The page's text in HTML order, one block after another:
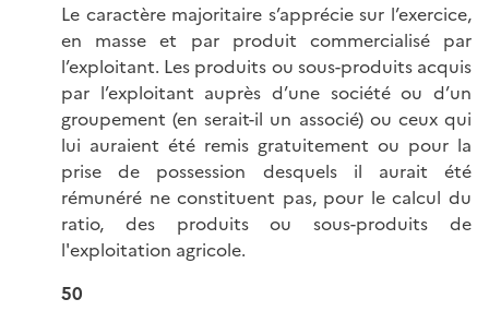
Le caractère majoritaire s’apprécie sur l’exercice,
en masse et par produit commercialisé par
l’exploitant. Les produits ou sous-produits acquis
par l’exploitant auprès d’une société ou d’un
groupement (en serait-il un associé) ou ceux qui
lui auraient été remis gratuitement ou pour la
prise de possession desquels il aurait été
rémunéré ne constituent pas, pour le calcul du
ratio, des produits ou sous-produits de
l'exploitation agricole.
50